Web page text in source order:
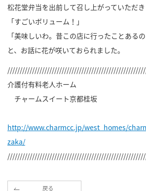
松花堂弁当を出前して召し上がっていただき
「すごいボリューム！」
「美味しいわ。昔この店に行ったことあるの
と、お話に花が咲いておられました。
介護付有料老人ホーム
チャームスイート京都桂坂
http://www.charmcc.jp/west_homes/
zaka/
戻る